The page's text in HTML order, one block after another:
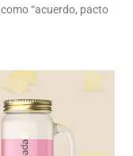
“acuerdo, pacto